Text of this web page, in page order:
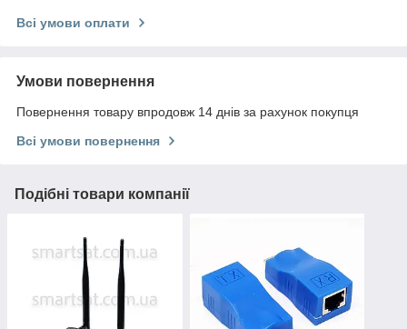
Всі умови оплати
Умови повернення
Повернення товару впродовж 14 днів за рахунок покупця
Всі умови повернення
Подібні товари компанії